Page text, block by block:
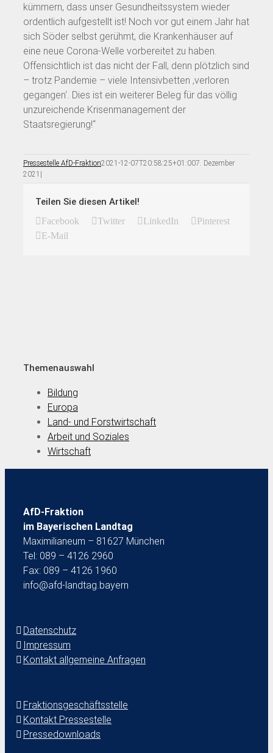
kümmern, dass unser Gesundheitssystem wieder
ordentlich aufgestellt ist! Noch vor gut einem Jahr hat
sich Söder selbst gerühmt, die Krankenhäuser auf
eine neue Corona-Welle vorbereitet zu haben.
Offensichtlich ist das nicht der Fall, denn plötzlich sind
– trotz Pandemie – viele Intensivbetten ‚verloren
gegangen‘. Dies ist ein weiterer Beleg für das völlig
unzureichende Krisenmanagement der
Staatsregierung!“
Pressestelle AfD-Fraktion2021-12-07T20:58:25+01:007. Dezember
2021 |
Teilen Sie diesen Artikel!
Facebook Twitter LinkedIn
Pinterest
E-Mail
Themenauswahl
Bildung
Europa
Land- und Forstwirtschaft
Arbeit und Soziales
Wirtschaft
AfD-Fraktion
im Bayerischen Landtag
Maximilianeum – 81627 München
Tel: 089 – 4126 2960
Fax: 089 – 4126 1960
info@afd-landtag.bayern
Datenschutz
Impressum
Kontakt allgemeine Anfragen
Fraktionsgeschäftsstelle
Kontakt Pressestelle
Pressedownloads